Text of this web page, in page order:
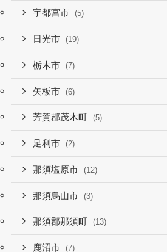
宇都宮市 (5)
日光市 (19)
栃木市 (7)
矢板市 (6)
芳賀郡茂木町 (5)
足利市 (2)
那須塩原市 (12)
那須烏山市 (3)
那須郡那須町 (13)
鹿沼市 (7)